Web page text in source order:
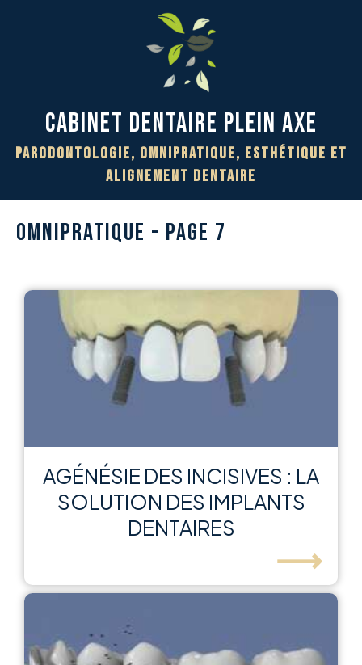
Cabinet Dentaire PLEIN AXE
Parodontologie, Omnipratique, Esthétique et
Alignement Dentaire
OMNIPRATIQUE - PAGE 7
AGÉNÉSIE DES INCISIVES : LA
SOLUTION DES IMPLANTS
DENTAIRES
⟶